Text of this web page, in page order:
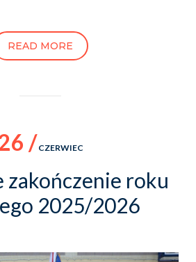
READ MORE
/ CZERWIEC
zakończenie roku
2025/2026